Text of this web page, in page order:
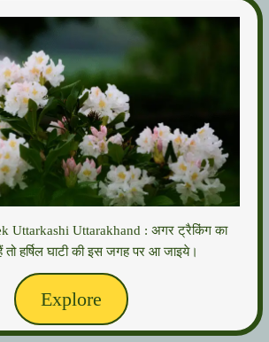
Uttarkashi Uttarakhand : अगर ट्रैकिंग का
हर्षिल घाटी की इस जगह पर आ जाइये।
Explore